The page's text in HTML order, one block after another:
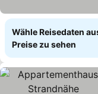
Wähle Reisedaten
Preise zu sehen